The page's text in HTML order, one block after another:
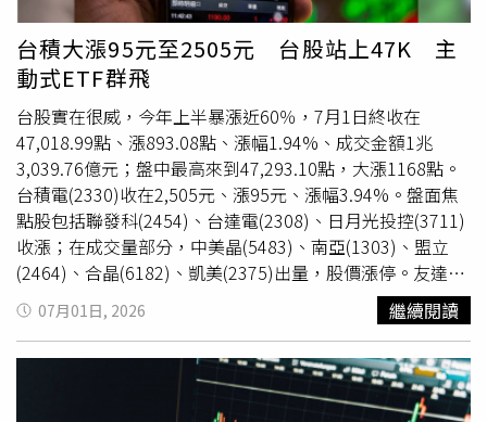
台積大漲95元至2505元 台股站上47K 主
動式ETF群飛
台股實在很威，今年上半暴漲近60％，7月1日終收在
47,018.99點、漲893.08點、漲幅1.94%、成交金額1兆
3,039.76億元；盤中最高來到47,293.10點，大漲1168點。
台積電(2330)收在2,505元、漲95元、漲幅3.94%。盤面焦
點股包括聯發科(2454)、台達電(2308)、日月光投控(3711)
收漲；在成交量部分，中美晶(5483)、南亞(1303)、盟立
(2464)、合晶(6182)、凱美(2375)出量，股價漲停。友達
(2409)、群創(3481)、中纖(1718)、力積電(6770)、華邦電
(2344)、台玻(1802)、彩晶(6116)、旺宏(2337)、南亞科
(2408)等雖出大量居個股前十名、股價則是收跌。聯電
(2303)、南茂(8150)、亞泥(1102)、中石化(1314)、矽統
(2363)、神達(3706)、中光電(5371)、大成鋼(2027)、九豪
07月01日, 2026 繼續閱讀